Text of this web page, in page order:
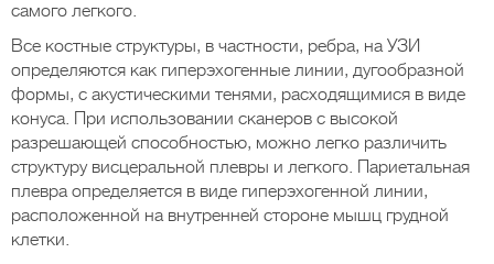
самого легкого.
Все костные структуры, в частности, ребра, на УЗИ
определяются как гиперэхогенные линии, дугообразной
формы, с акустическими тенями, расходящимися в виде
конуса. При использовании сканеров с высокой
разрешающей способностью, можно легко различить
структуру висцеральной плевры и легкого. Париетальная
плевра определяется в виде гиперэхогенной линии,
расположенной на внутренней стороне мышц грудной
клетки.